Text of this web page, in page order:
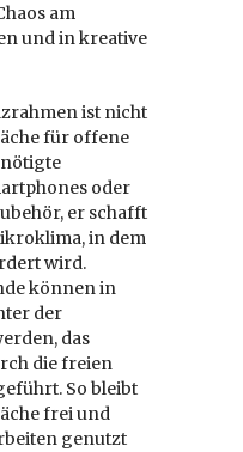
am
und in kreative
ist nicht
für offene
oder
er schafft
in dem
wird.
können in
der
das
die freien
So bleibt
frei und
genutzt